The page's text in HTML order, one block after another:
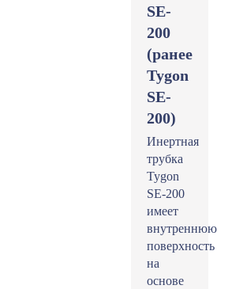
SE-
200
(ранее
Tygon
SE-
200)
Инертная
трубка
Tygon
SE-200
имеет
внутреннюю
поверхность
на
основе